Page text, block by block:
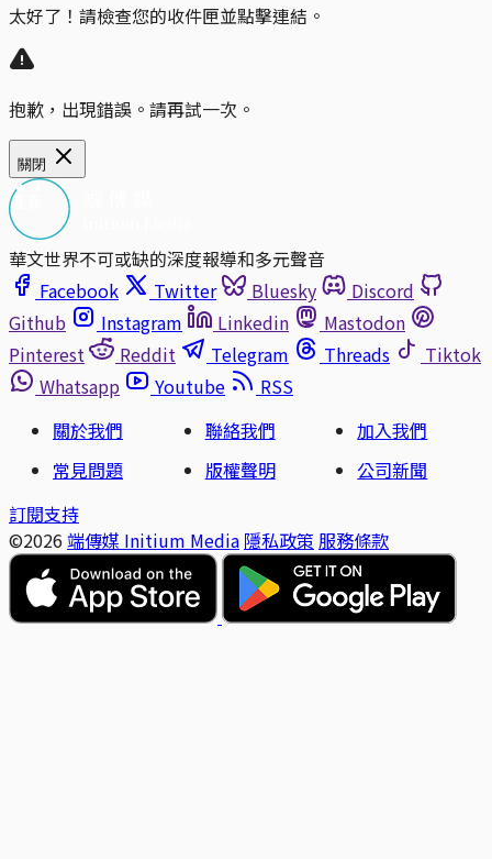
太好了！請檢查您的收件匣並點擊連結。
抱歉，出現錯誤。請再試一次。
關閉
華文世界不可或缺的深度報導和多元聲音
Facebook
Twitter Bluesky
Discord
Github
Instagram Linkedin
Mastodon
Pinterest
Reddit Telegram Threads
Tiktok
Whatsapp
Youtube
RSS
關於我們
聯絡我們
加入我們
常見問題
版權聲明
公司新聞
訂閱支持
©2026 端傳媒 Initium Media 隱私政策 服務條款